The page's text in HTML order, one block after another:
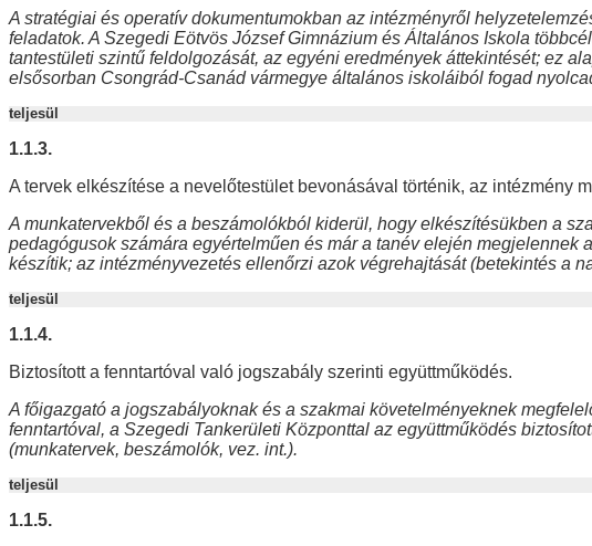
A stratégiai és operatív dokumentumokban az intézményről
feladatok. A Szegedi Eötvös József Gimnázium és Általános Iskola
tantestületi szintű feldolgozását, az egyéni eredmények áttekintését; ez
elsősorban Csongrád-Csanád vármegye általános iskoláiból fogad
teljesül
1.1.3.
A tervek elkészítése a nevelőtestület bevonásával történik, az intézmény
A munkatervekből és a beszámolókból kiderül, hogy elkészítésükben a
pedagógusok számára egyértelműen és már a tanév elején
készítik; az intézményvezetés ellenőrzi azok végrehajtását (betekintés a
teljesül
1.1.4.
Biztosított a fenntartóval való jogszabály szerinti együttműködés.
A főigazgató a jogszabályoknak és a szakmai követelményeknek
fenntartóval, a Szegedi Tankerületi Központtal az együttműködés
(munkatervek, beszámolók, vez. int.).
teljesül
1.1.5.